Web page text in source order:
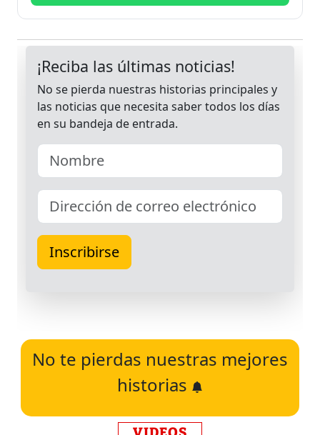
No te pierdas nuestras mejores
historias